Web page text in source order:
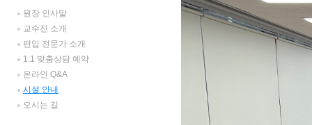
원장 인사말
교수진 소개
편입 전문가 소개
1:1 맞춤상담 예약
온라인 Q&A
시설 안내
오시는 길